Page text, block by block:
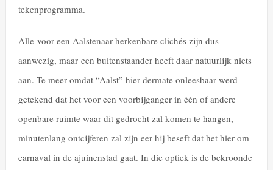
tekenprogramma.
Alle voor een Aalstenaar herkenbare clichés zijn dus
aanwezig, maar een buitenstaander heeft daar natuurlijk niets
aan. Te meer omdat “Aalst” hier dermate onleesbaar werd
getekend dat het voor een voorbijganger in één of andere
openbare ruimte waar dit gedrocht zal komen te hangen,
minutenlang ontcijferen zal zijn eer hij beseft dat het hier om
carnaval in de ajuinenstad gaat. In die optiek is de bekroonde